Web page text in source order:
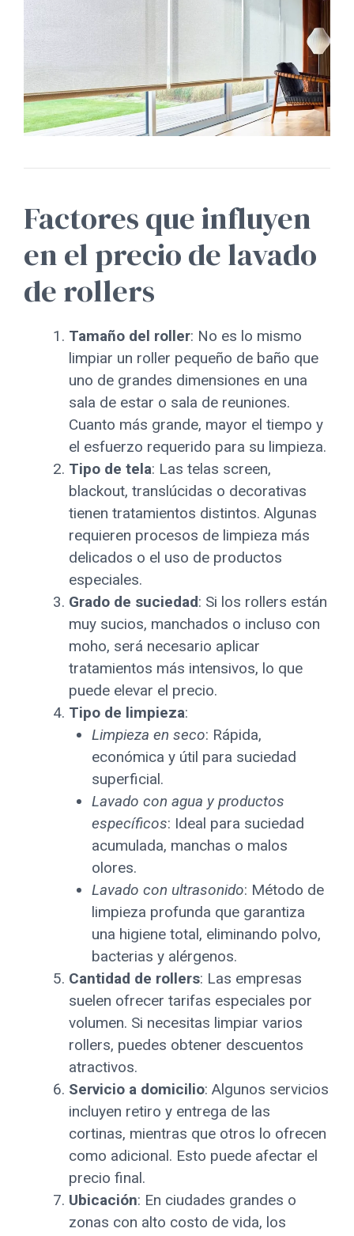
Factores que influyen
en el precio de lavado
de rollers
Tamaño del roller: No es lo mismo
limpiar un roller pequeño de baño que
uno de grandes dimensiones en una
sala de estar o sala de reuniones.
Cuanto más grande, mayor el tiempo y
el esfuerzo requerido para su limpieza.
Tipo de tela: Las telas screen,
blackout, translúcidas o decorativas
tienen tratamientos distintos. Algunas
requieren procesos de limpieza más
delicados o el uso de productos
especiales.
Grado de suciedad: Si los rollers están
muy sucios, manchados o incluso con
moho, será necesario aplicar
tratamientos más intensivos, lo que
puede elevar el precio.
Tipo de limpieza:
Limpieza en seco: Rápida,
económica y útil para suciedad
superficial.
Lavado con agua y productos
específicos: Ideal para suciedad
acumulada, manchas o malos
olores.
Lavado con ultrasonido: Método de
limpieza profunda que garantiza
una higiene total, eliminando polvo,
bacterias y alérgenos.
Cantidad de rollers: Las empresas
suelen ofrecer tarifas especiales por
volumen. Si necesitas limpiar varios
rollers, puedes obtener descuentos
atractivos.
Servicio a domicilio: Algunos servicios
incluyen retiro y entrega de las
cortinas, mientras que otros lo ofrecen
como adicional. Esto puede afectar el
precio final.
Ubicación: En ciudades grandes o
zonas con alto costo de vida, los